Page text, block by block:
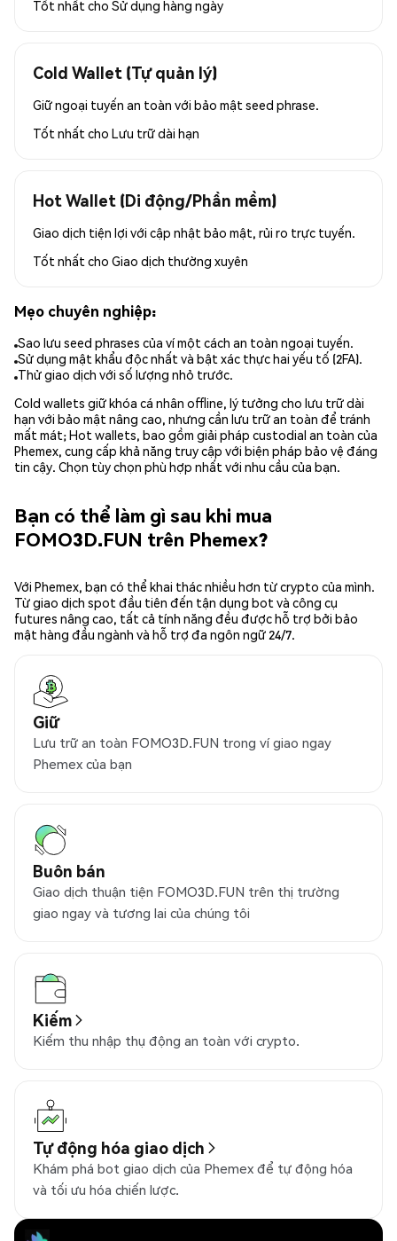
Tốt nhất cho Sử dụng hàng ngày
Cold Wallet (Tự quản lý)
Giữ ngoại tuyến an toàn với bảo mật seed phrase.
Tốt nhất cho Lưu trữ dài hạn
Hot Wallet (Di động/Phần mềm)
Giao dịch tiện lợi với cập nhật bảo mật, rủi ro trực tuyến.
Tốt nhất cho Giao dịch thường xuyên
Mẹo chuyên nghiệp:
Sao lưu seed phrases của ví một cách an toàn ngoại tuyến.
Sử dụng mật khẩu độc nhất và bật xác thực hai yếu tố (2FA).
Thử giao dịch với số lượng nhỏ trước.
Cold wallets giữ khóa cá nhân offline, lý tưởng cho lưu trữ dài
hạn với bảo mật nâng cao, nhưng cần lưu trữ an toàn để tránh
mất mát; Hot wallets, bao gồm giải pháp custodial an toàn của
Phemex, cung cấp khả năng truy cập với biện pháp bảo vệ đáng
tin cậy. Chọn tùy chọn phù hợp nhất với nhu cầu của bạn.
Bạn có thể làm gì sau khi mua
FOMO3D.FUN trên Phemex?
Với Phemex, bạn có thể khai thác nhiều hơn từ crypto của mình.
Từ giao dịch spot đầu tiên đến tận dụng bot và công cụ
futures nâng cao, tất cả tính năng đều được hỗ trợ bởi bảo
mật hàng đầu ngành và hỗ trợ đa ngôn ngữ 24/7.
Giữ
Lưu trữ an toàn FOMO3D.FUN trong ví giao ngay
Phemex của bạn
Buôn bán
Giao dịch thuận tiện FOMO3D.FUN trên thị trường
giao ngay và tương lai của chúng tôi
Kiếm
Kiếm thu nhập thụ động an toàn với crypto.
Tự động hóa giao dịch
Khám phá bot giao dịch của Phemex để tự động hóa
và tối ưu hóa chiến lược.